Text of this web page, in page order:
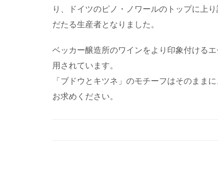
り、ドイツのピノ・ノワールのトップに上
だたる生産者となりました。
ベッカー醸造所のワインをより印象付ける
用されています。
「ブドウとキツネ」のモチーフはそのまま
お求めください。